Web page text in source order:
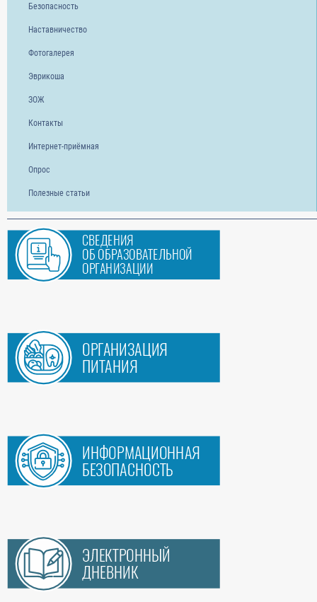
Безопасность
Наставничество
Фотогалерея
Эврикоша
ЗОЖ
Контакты
Интернет-приёмная
Опрос
Полезные статьи